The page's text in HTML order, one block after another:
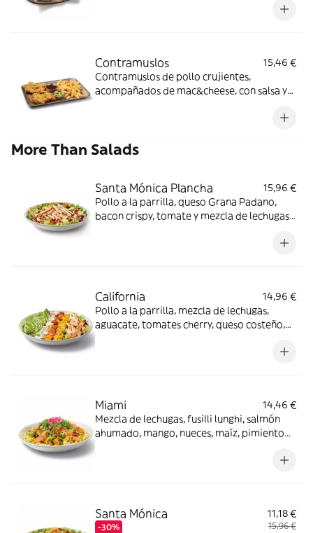
Contramuslos
15,46 €
Contramuslos de pollo crujientes,
acompañados de mac&cheese, con salsa y
More Than Salads
Santa Mónica Plancha
15,96 €
Pollo a la parrilla, queso Grana Padano,
bacon crispy, tomate y mezcla de lechugas
California
14,96 €
Pollo a la parrilla, mezcla de lechugas,
aguacate, tomates cherry, queso costeño,
Miami
14,46 €
Mezcla de lechugas, fusilli lunghi, salmón
ahumado, mango, nueces, maíz, pimiento
Santa Mónica
-30%
11,18 €
15,96 €